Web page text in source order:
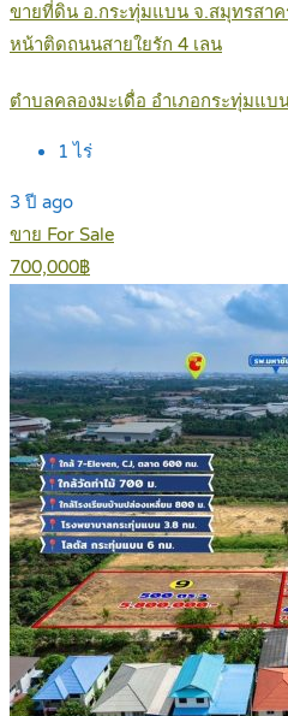
ขายที่ดิน อ.กระทุ่มแบน จ.สมุทรสาค
หน้าติดถนนสายใยรัก 4 เลน
ตำบลคลองมะเดื่อ อำเภอกระทุ่มแบ
1 ไร่
3 ปี ago
ขาย For Sale
700,000฿